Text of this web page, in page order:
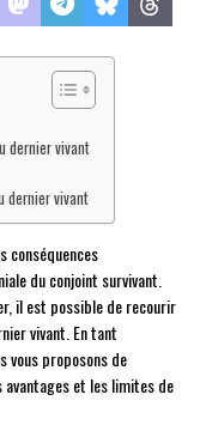
dernier vivant
dernier vivant
conséquences
du conjoint survivant.
il est possible de recourir
vivant. En tant
vous proposons de
et les limites de